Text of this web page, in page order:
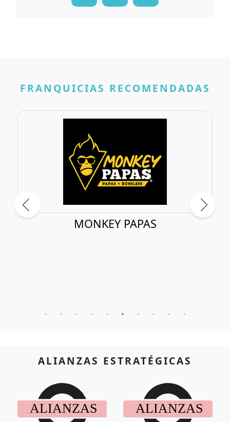
FRANQUICIAS RECOMENDADAS
MONKEY PAPAS
ALIANZAS ESTRATÉGICAS